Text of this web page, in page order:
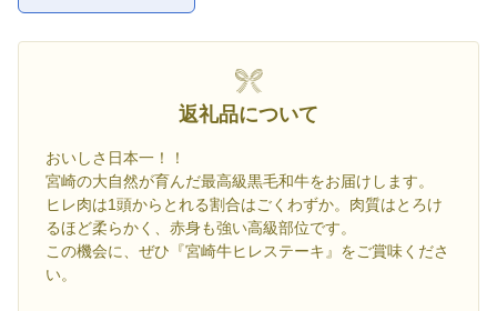
返礼品について
おいしさ日本一！！
宮崎の大自然が育んだ最高級黒毛和牛をお届けします。
ヒレ肉は1頭からとれる割合はごくわずか。肉質はとろけ
るほど柔らかく、赤身も強い高級部位です。
この機会に、ぜひ『宮崎牛ヒレステーキ』をご賞味くださ
い。